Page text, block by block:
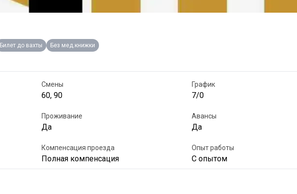
Билет до вахты Без мед.книжки
Смены
60, 90
График
7/0
Проживание
Да
Авансы
Да
Компенсация проезда
Полная компенсация
Опыт работы
С опытом